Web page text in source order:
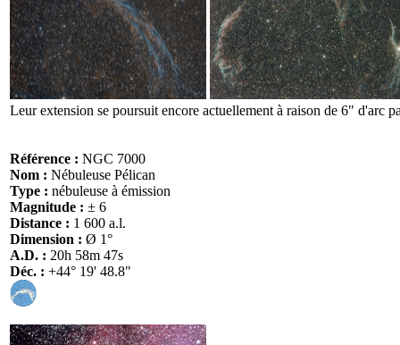
Leur extension se poursuit encore actuellement à raison de 6" d'arc
Référence : NGC 7000
Nom : Nébuleuse Pélican
Type : nébuleuse à émission
Magnitude : ± 6
Distance : 1 600 a.l.
Dimension : Ø 1°
A.D. : 20h 58m 47s
Déc. : +44° 19' 48.8"